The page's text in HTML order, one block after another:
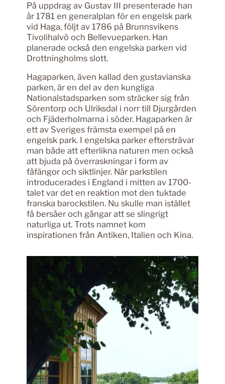
På uppdrag av Gustav III presenterade han
år 1781 en generalplan för en engelsk park
vid Haga, följt av 1786 på Brunnsvikens
Tivolihalvö och Bellevueparken. Han
planerade också den engelska parken vid
Drottningholms slott.
Hagaparken, även kallad den gustavianska
parken, är en del av den kungliga
Nationalstadsparken som sträcker sig från
Sörentorp och Ulriksdal i norr till Djurgården
och Fjäderholmarna i söder. Hagaparken är
ett av Sveriges främsta exempel på en
engelsk park. I engelska parker eftersträvar
man både att efterlikna naturen men också
att bjuda på överraskningar i form av
fåfängor och siktlinjer. När parkstilen
introducerades i England i mitten av 1700-
talet var det en reaktion mot den tuktade
franska barockstilen. Nu skulle man istället
få bersåer och gångar att se slingrigt
naturliga ut. Trots namnet kom
inspirationen från Antiken, Italien och Kina.